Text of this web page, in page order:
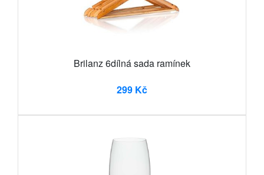
Brilanz 6dílná sada ramínek
299 Kč